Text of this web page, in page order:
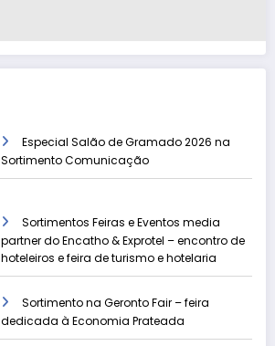
Especial Salão de Gramado 2026 na
Sortimento Comunicação
Sortimentos Feiras e Eventos media
partner do Encatho & Exprotel – encontro de
hoteleiros e feira de turismo e hotelaria
Sortimento na Geronto Fair – feira
dedicada à Economia Prateada